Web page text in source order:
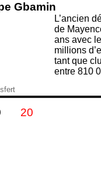
Gbamin
L’ancien
de
ans avec
millions
tant que
entre 810
PAGE
20